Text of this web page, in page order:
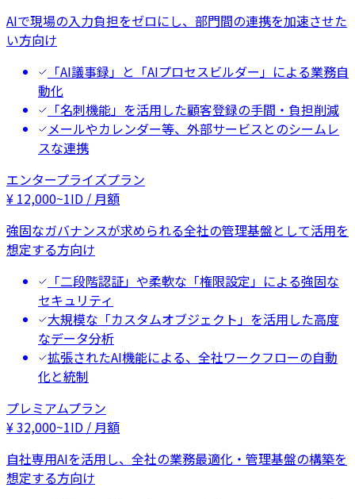
AIで現場の入力負担をゼロにし、部門間の連携を加速させた
い方向け
「AI議事録」と「AIプロセスビルダー」による業務自
動化
「名刺機能」を活用した顧客登録の手間・負担削減
メールやカレンダー等、外部サービスとのシームレ
スな連携
エンタープライズプラン
¥ 12,000~1ID / 月額
強固なガバナンスが求められる全社の管理基盤として活用を
想定する方向け
「二段階認証」や柔軟な「権限設定」による強固な
セキュリティ
大規模な「カスタムオブジェクト」を活用した高度
なデータ分析
拡張されたAI機能による、全社ワークフローの自動
化と統制
プレミアムプラン
¥32,000~1ID / 月額
自社専用AIを活用し、全社の業務最適化・管理基盤の構築を
想定する方向け